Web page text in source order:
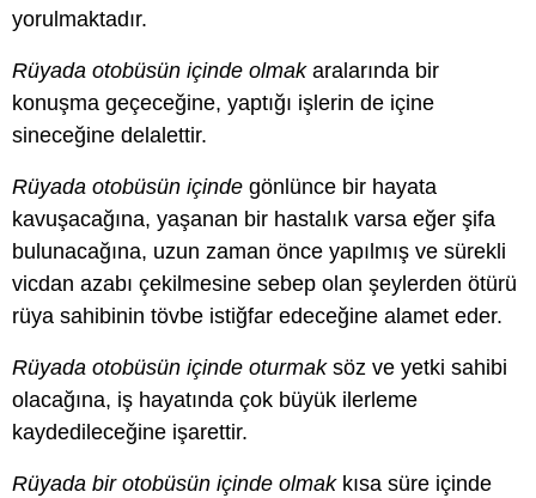
yorulmaktadır.
Rüyada otobüsün içinde olmakaralarında bir
konuşma geçeceğine, yaptığı işlerin de içine
sineceğine delalettir.
Rüyada otobüsün içinde gönlünce bir hayata
kavuşacağına, yaşanan bir hastalık varsa eğer şifa
bulunacağına, uzun zaman önce yapılmış ve sürekli
vicdan azabı çekilmesine sebep olan şeylerden ötürü
rüya sahibinin tövbe istiğfar edeceğine alamet eder.
Rüyada otobüsün içinde oturmaksöz ve yetki sahibi
olacağına, iş hayatında çok büyük ilerleme
kaydedileceğine işarettir.
Rüyada bir otobüsün içinde olmakkısa süre içinde